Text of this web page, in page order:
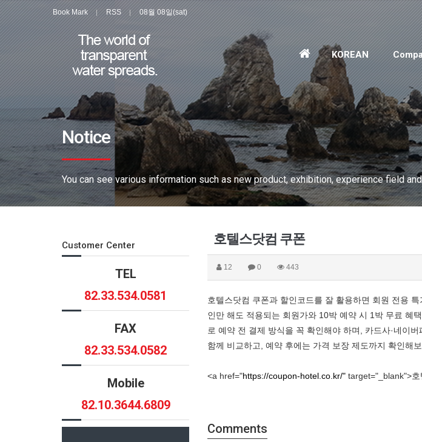
Book Mark RSS 08월 08일(sat)
홈
으
로
KOREAN
Notice
You can see various information such as new product, exhibition, experience field
호텔스닷컴 쿠폰
12 0 443
호텔스닷컴 쿠폰과 할인코드를 잘 활용하면 회원 전용
인만 해도 적용되는 회원가와 10박 예약 시 1박 무료 혜
로 예약 전 결제 방식을 꼭 확인해야 하며, 카드사·네이
함께 비교하고, 예약 후에는 가격 보장 제도까지 확인해
<a href="https://coupon-hotel.co.kr/" target="_blank">
Comments
Customer Center
TEL
82.33.534.0581
FAX
82.33.534.0582
Mobile
82.10.3644.6809